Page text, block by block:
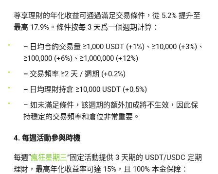
尊享理財的年化收益可通過滿足交易條件，從 5.2% 提升至
最高 17.9%。條件按每 3 天爲一個週期計算：
– 日均合約交易量 ≥1,000 USDT (+1%)、≥10,000 (+3%)、
≥100,000 (+6%)、≥1,000,000 (+12%)
– 交易頻率 ≥2 天 / 週期 (+0.2%)
– 日均理財持倉 ≥10,000 USDT (+0.5%)
– 如未滿足條件，該週期的額外加成將不生效，因此保
持穩定的交易頻率和倉位非常重要。
4. 每週活動參與時機
每週“瘋狂星期三”固定活動提供 3 天期的 USDT/USDC 定期
理財，最高年化收益率可達 15%，且 100% 本金保障：